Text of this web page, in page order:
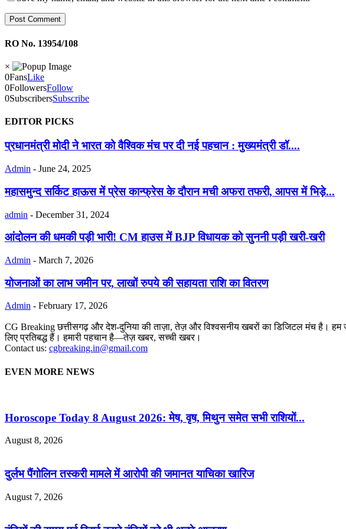
RO No. 13954/108
×
0FansLike
0FollowersFollow
0SubscribersSubscribe
EDITOR PICKS
प्रधानमंत्री मोदी ने भारत को वैश्विक मंच पर दी नई पहचान : मुख्यमंत्री डॉ....
Admin - June 24, 2025
महासमुन्द सर्किट हाऊस में प्रेस कान्फ्रेस के दौरान मची अफरा तफरी, आपस में भिड़े...
admin - December 31, 2024
आंदोलन की धमकी पड़ी भारी! CM हाउस में BJP विधायक को सुननी पड़ी खरी-खरी
Admin - March 7, 2026
योजनाओं का लाभ जमीन पर, लाखों रुपये की सहायता राशि का वितरण
Admin - February 17, 2026
CG Breaking छत्तीसगढ़ और देश-दुनिया की ताज़ा, तेज़ और विश्वसनीय खबरों का डिजिटल मंच है। हम
लिए प्रतिबद्ध हैं। हमारी पहचान है—तेज़ खबर, सच्ची खबर।
Contact us: cgbreaking.in@gmail.com
EVEN MORE NEWS
Horoscope Today 8 August 2026: मेष, वृष, मिथुन समेत सभी राशियों...
August 8, 2026
दुर्लभ पैंगोलिन तस्करी मामले में आरोपी की जमानत याचिका खारिज
August 7, 2026